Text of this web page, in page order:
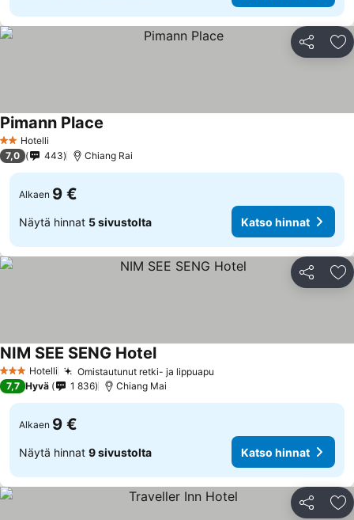
Jaa
2 Tähtiluokitus
Hotelli
Pimann Place
7,0 443 Chiang Rai
Alkaen 9 €
Näytä hinnat 5 sivustolta Katso hinnat
Jaa
3 Tähtiluokitus
Hotelli Omistautunut retki- ja lippuapu
NIM SEE SENG Hotel
7,7 Hyvä 1 836 Chiang Mai
Alkaen 9 €
Näytä hinnat 9 sivustolta Katso hinnat
Jaa